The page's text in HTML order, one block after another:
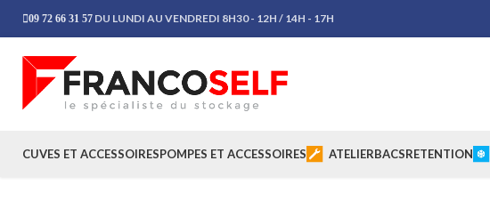
09 72 66 31 57 DU LUNDI AU VENDREDI 8H30 - 12H / 14H - 17H
CUVES ET ACCESSOIRESPOMPES ET ACCESSOIRES ATELIERBACSRETENTION